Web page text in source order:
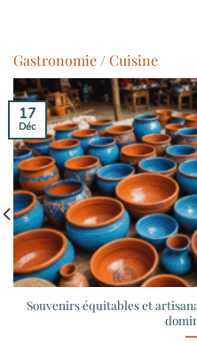
Gastronomie / Cuisine
Souvenirs équitables et
17
Déc